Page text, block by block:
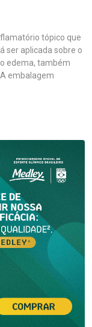
tópico que
ser aplicada sobre o
edema, também
embalagem